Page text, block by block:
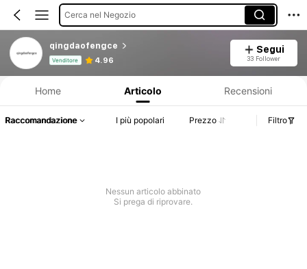
Cerca nel Negozio
qingdaofengce
Venditore 4.96
Segui
33 Follower
Home Articolo Recensioni
Raccomandazione I più popolari Prezzo Filtro
Nessun articolo abbinato
Si prega di riprovare.